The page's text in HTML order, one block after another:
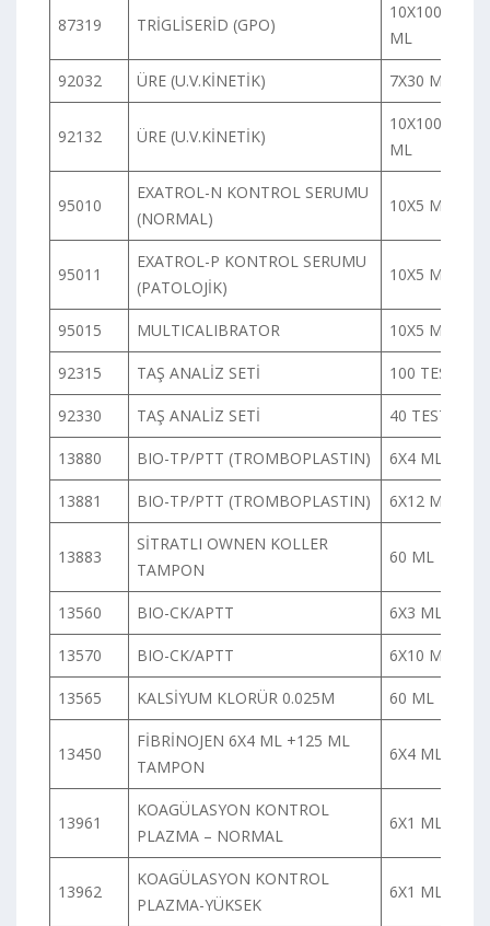
87319 TRİGLİSERİD (GPO)
10X100
ML
92032 ÜRE (U.V.KİNETİK) 7X30 ML
92132 ÜRE (U.V.KİNETİK)
10X100
ML
95010
EXATROL-N KONTROL SERUMU
(NORMAL)
10X5 ML
95011
EXATROL-P KONTROL SERUMU
(PATOLOJİK)
10X5 ML
95015 MULTICALIBRATOR 10X5 ML
92315 TAŞ ANALİZ SETİ 100 TEST
92330 TAŞ ANALİZ SETİ 40 TEST
13880 BIO-TP/PTT (TROMBOPLASTIN) 6X4 ML
13881 BIO-TP/PTT (TROMBOPLASTIN) 6X12 ML
13883
SİTRATLI OWNEN KOLLER
TAMPON
60 ML
13560 BIO-CK/APTT 6X3 ML
13570 BIO-CK/APTT 6X10 ML
13565 KALSİYUM KLORÜR 0.025M 60 ML
13450
FİBRİNOJEN 6X4 ML +125 ML
TAMPON
6X4 ML
13961
KOAGÜLASYON KONTROL
PLAZMA – NORMAL
6X1 ML
13962
KOAGÜLASYON KONTROL
PLAZMA-YÜKSEK
6X1 ML